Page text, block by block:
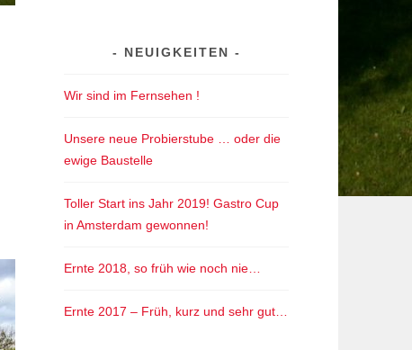
NEUIGKEITEN
Wir sind im Fernsehen !
Unsere neue Probierstube … oder die
ewige Baustelle
Toller Start ins Jahr 2019! Gastro Cup
in Amsterdam gewonnen!
Ernte 2018, so früh wie noch nie…
Ernte 2017 – Früh, kurz und sehr gut…